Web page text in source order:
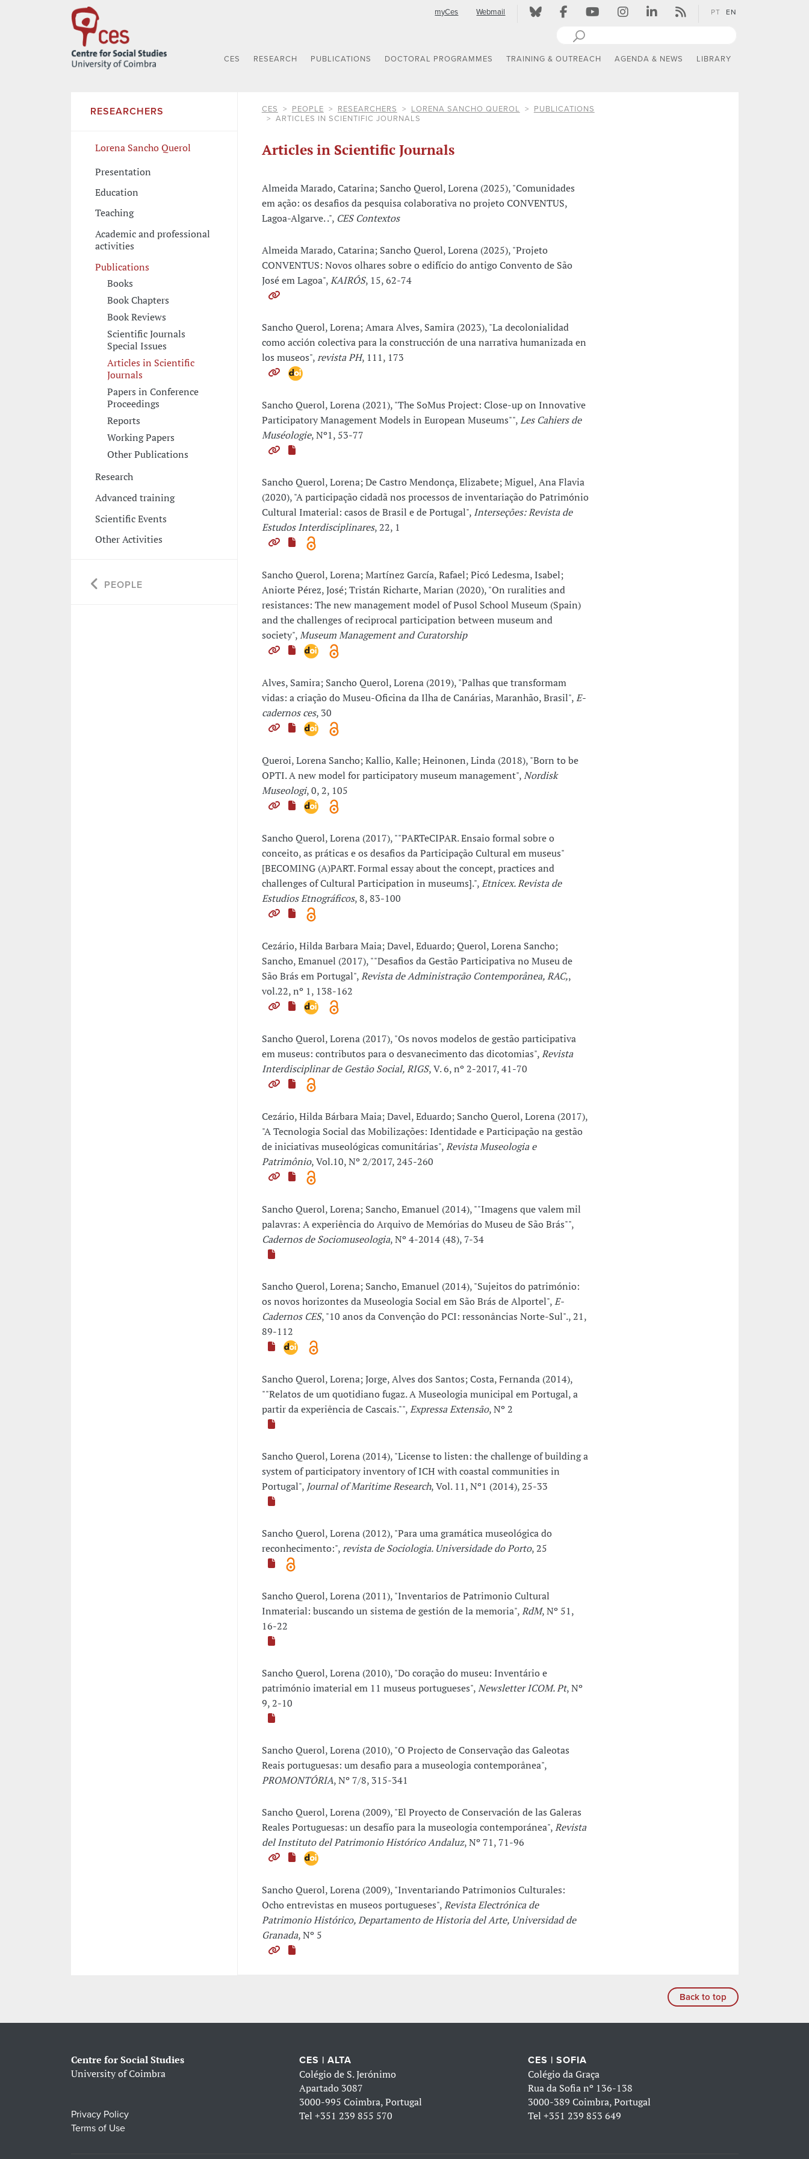
myCes Webmail PT EN
CES RESEARCH PUBLICATIONS DOCTORAL PROGRAMMES TRAINING & OUTREACH AGENDA & NEWS LIBRARY
RESEARCHERS
Lorena Sancho Querol
Presentation
Education
Teaching
Academic and professional
activities
Publications
Books
Book Chapters
Book Reviews
Scientific Journals
Special Issues
Articles in Scientific
Journals
Papers in Conference
Proceedings
Reports
Working Papers
Other Publications
Research
Advanced training
Scientific Events
Other Activities
PEOPLE
CES PEOPLE RESEARCHERS LORENA SANCHO QUEROL
PUBLICATIONS
ARTICLES IN SCIENTIFIC JOURNALS
Articles in Scientific Journals
Almeida Marado, Catarina; Sancho Querol, Lorena (2025), "Comunidades
em ação: os desafios da pesquisa colaborativa no projeto CONVENTUS,
Lagoa-Algarve. .", CES Contextos
Almeida Marado, Catarina; Sancho Querol, Lorena (2025), "Projeto
CONVENTUS: Novos olhares sobre o edifício do antigo Convento de São
José em Lagoa",KAIRÓS, 15, 62-74
Sancho Querol, Lorena; Amara Alves, Samira (2023), "La decolonialidad
como acción colectiva para la construcción de una narrativa humanizada en
los museos",revista PH, 111, 173
Sancho Querol, Lorena (2021), "The SoMus Project: Close-up on Innovative
Participatory Management Models in European Museums"",Les Cahiers de
Muséologie, Nº1, 53-77
Sancho Querol, Lorena; De Castro Mendonça, Elizabete; Miguel, Ana Flavia
(2020), "A participação cidadã nos processos de inventariação do Património
Cultural Imaterial: casos de Brasil e de Portugal", Interseções: Revista de
Estudos Interdisciplinares, 22, 1
Sancho Querol, Lorena; Martínez García, Rafael; Picó Ledesma, Isabel;
Aniorte Pérez, José; Tristán Richarte, Marian (2020), "On ruralities and
resistances: The new management model of Pusol School Museum (Spain)
and the challenges of reciprocal participation between museum and
society",Museum Management and Curatorship
Alves, Samira; Sancho Querol, Lorena (2019), "Palhas que transformam
vidas: a criação do Museu-Oficina da Ilha de Canárias, Maranhão, Brasil",E-
cadernos ces, 30
Queroi, Lorena Sancho; Kallio, Kalle; Heinonen, Linda (2018), "Born to be
OPTI. A new model for participatory museum management",Nordisk
Museologi, 0, 2, 105
Sancho Querol, Lorena (2017), ""PARTeCIPAR. Ensaio formal sobre o
conceito, as práticas e os desafios da Participação Cultural em museus"
[BECOMING (A)PART. Formal essay about the concept, practices and
challenges of Cultural Participation in museums].",Etnicex. Revista de
Estudios Etnográficos, 8, 83-100
Cezário, Hilda Barbara Maia; Davel, Eduardo; Querol, Lorena Sancho;
Sancho, Emanuel (2017), ""Desafios da Gestão Participativa no Museu de
São Brás em Portugal",Revista de Administração Contemporânea, RAC,,
vol.22, nº 1, 138-162
Sancho Querol, Lorena (2017), "Os novos modelos de gestão participativa
em museus: contributos para o desvanecimento das dicotomias",Revista
Interdisciplinar de Gestão Social, RIGS, V. 6, nº 2-2017, 41-70
Cezário, Hilda Bárbara Maia; Davel, Eduardo; Sancho Querol, Lorena (2017),
"A Tecnologia Social das Mobilizações: Identidade e Participação na gestão
de iniciativas museológicas comunitárias",Revista Museologia e
Patrimônio, Vol.10, Nº 2/2017, 245-260
Sancho Querol, Lorena; Sancho, Emanuel (2014), ""Imagens que valem mil
palavras: A experiência do Arquivo de Memórias do Museu de São Brás"",
Cadernos de Sociomuseologia, Nº 4-2014 (48), 7-34
Sancho Querol, Lorena; Sancho, Emanuel (2014), "Sujeitos do património:
os novos horizontes da Museologia Social em São Brás de Alportel",E-
Cadernos CES, "10 anos da Convenção do PCI: ressonâncias Norte-Sul"., 21,
89-112
Sancho Querol, Lorena; Jorge, Alves dos Santos; Costa, Fernanda (2014),
""Relatos de um quotidiano fugaz. A Museologia municipal em Portugal, a
partir da experiência de Cascais."",Expressa Extensão, Nº 2
Sancho Querol, Lorena (2014), "License to listen: the challenge of building a
system of participatory inventory of ICH with coastal communities in
Portugal", Journal of Maritime Research, Vol. 11, Nº1 (2014), 25-33
Sancho Querol, Lorena (2012), "Para uma gramática museológica do
reconhecimento:",revista de Sociologia. Universidade do Porto, 25
Sancho Querol, Lorena (2011), "Inventarios de Patrimonio Cultural
Inmaterial: buscando un sistema de gestión de la memoria",RdM, Nº 51,
16-22
Sancho Querol, Lorena (2010), "Do coração do museu: Inventário e
património imaterial em 11 museus portugueses",Newsletter ICOM. Pt, Nº
9, 2-10
Sancho Querol, Lorena (2010), "O Projecto de Conservação das Galeotas
Reais portuguesas: um desafio para a museologia contemporânea",
PROMONTÓRIA, Nº 7/8, 315-341
Sancho Querol, Lorena (2009), "El Proyecto de Conservación de las Galeras
Reales Portuguesas: un desafío para la museologia contemporánea",Revista
del Instituto del Patrimonio Histórico Andaluz, Nº 71, 71-96
Sancho Querol, Lorena (2009), "Inventariando Patrimonios Culturales:
Ocho entrevistas en museos portugueses",Revista Electrónica de
Patrimonio Histórico, Departamento de Historia del Arte, Universidad de
Granada, Nº 5
Back to top
Centre for Social Studies
University of Coimbra
Privacy Policy
Terms of Use
CES | ALTA
Colégio de S. Jerónimo
Apartado 3087
3000-995 Coimbra, Portugal
Tel+351 239 855 570
CES | SOFIA
Colégio da Graça
Rua da Sofia nº 136-138
3000-389 Coimbra, Portugal
Tel +351 239 853 649